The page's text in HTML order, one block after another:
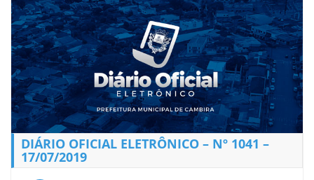
DIÁRIO OFICIAL ELETRÔNICO – Nº 1041 –
17/07/2019